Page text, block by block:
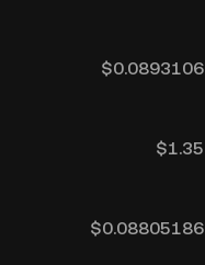
$0.0893106
$1.35
$0.08805186